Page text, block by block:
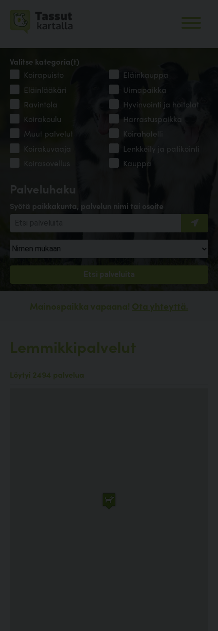
Palveluhaku
Syötä paikkakunta, palvelun nimi tai osoite
Valitse kategoria(t)
Koirapuisto
Eläinkauppa
Eläinlääkäri
Uimapaikka
Ravintola
Hyvinvointi ja hoitolat
Koirakoulu
Harrastuspaikka
Muut palvelut
Koirahotelli
Koirakuvaaja
Lenkkeily ja patikointi
Koirasovellus
Kauppa
Mainospaikka vapaana! Ota yhteyttä.
Lemmikkipalvelut
Löytyi 2494 palvelua